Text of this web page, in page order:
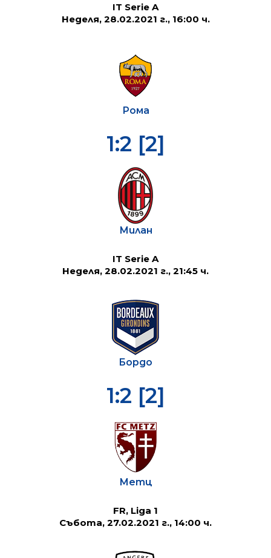
IT Serie A
Неделя, 28.02.2021 г., 16:00 ч.
Рома
1:2 [2]
Милан
IT Serie A
Неделя, 28.02.2021 г., 21:45 ч.
Бордо
1:2 [2]
Метц
FR, Liga 1
Събота, 27.02.2021 г., 14:00 ч.